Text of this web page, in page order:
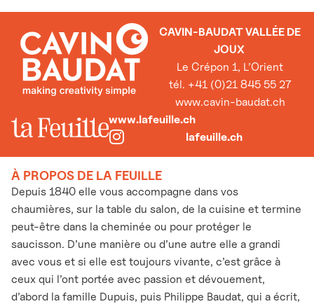
CAVIN-BAUDAT VALLÉE DE
JOUX
Le Crépon 1, L’Orient
tél. +41 (0)21 845 55 27
www.cavin-baudat.ch
www.lafeuille.ch
lafeuille.ch
À PROPOS DE LA FEUILLE
Depuis 1840 elle vous accompagne dans vos
chaumières, sur la table du salon, de la cuisine et termine
peut-être dans la cheminée ou pour protéger le
saucisson. D’une manière ou d’une autre elle a grandi
avec vous et si elle est toujours vivante, c’est grâce à
ceux qui l’ont portée avec passion et dévouement,
d’abord la famille Dupuis, puis Philippe Baudat, qui a écrit,